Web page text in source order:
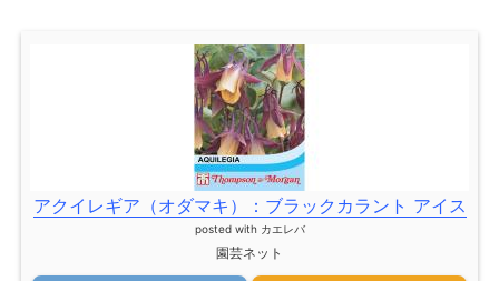
アクイレギア（オダマキ）：ブラックカラント アイス
posted with カエレバ
園芸ネット